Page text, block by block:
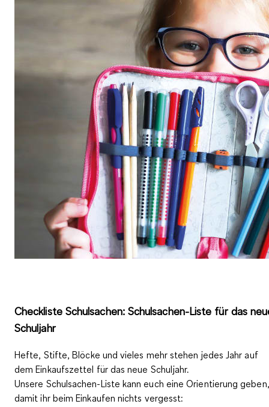
Checkliste Schulsachen: Schulsachen-Liste für das
Schuljahr
Hefte, Stifte, Blöcke und vieles mehr stehen jedes Jahr auf
dem Einkaufszettel für das neue Schuljahr.
Unsere Schulsachen-Liste kann euch eine Orientierung geben,
damit ihr beim Einkaufen nichts vergesst: